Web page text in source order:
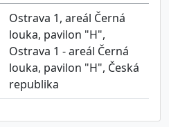
Ostrava 1, areál Černá
louka, pavilon "H",
Ostrava 1 - areál Černá
louka, pavilon "H", Česká
republika